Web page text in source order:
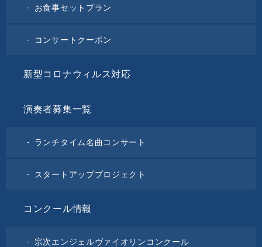
お食事セットプラン
コンサートクーポン
新型コロナウィルス対応
演奏者募集一覧
ランチタイム名曲コンサート
スタートアッププロジェクト
コンクール情報
宗次エンジェルヴァイオリンコンクール